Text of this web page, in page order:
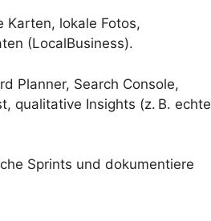
Karten, lokale Fotos,
(LocalBusiness).
Planner, Search Console,
qualitative Insights (z. B. echte
Sprints und dokumentiere